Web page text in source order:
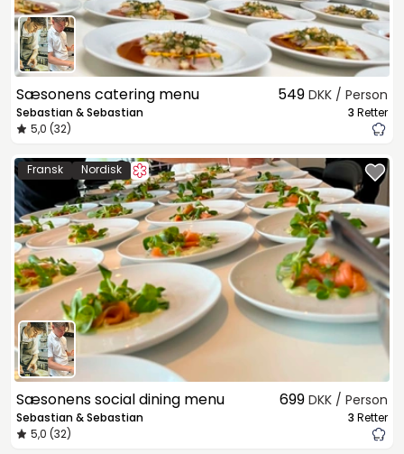
Sæsonens catering menu
Sebastian & Sebastian
5,0 (32)
549 DKK / Person
3 Retter
Fransk Nordisk
Sæsonens social dining menu
Sebastian & Sebastian
5,0 (32)
699 DKK / Person
3 Retter